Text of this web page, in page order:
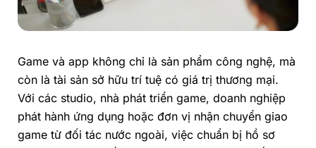
Game và app không chỉ là sản phẩm công nghệ, mà
còn là tài sản sở hữu trí tuệ có giá trị thương mại.
Với các studio, nhà phát triển game, doanh nghiệp
phát hành ứng dụng hoặc đơn vị nhận chuyển giao
game từ đối tác nước ngoài, việc chuẩn bị hồ sơ